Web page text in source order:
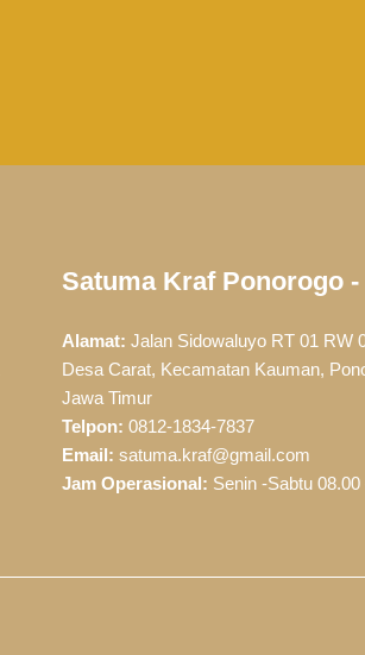
Satuma Kraf Ponorogo
Alamat: Jalan Sidowaluyo RT 01 RW
Desa Carat, Kecamatan Kauman,
Jawa Timur
Telpon: 0812-1834-7837
Email: satuma.kraf@gmail.com
Jam Operasional: Senin -Sabtu 08.00